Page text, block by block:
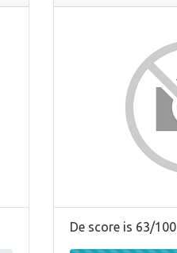
De score is 63/100